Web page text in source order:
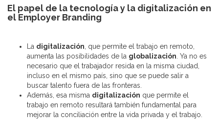
El papel de la tecnología y la digitalización en
el Employer Branding
La digitalización , que permite el trabajo en remoto,
aumenta las posibilidades de la globalización . Ya no es
necesario que el trabajador resida en la misma ciudad,
incluso en el mismo país, sino que se puede salir a
buscar talento fuera de las fronteras.
Además, esa misma digitalización que permite el
trabajo en remoto resultará también fundamental para
mejorar la conciliación entre la vida privada y el trabajo.